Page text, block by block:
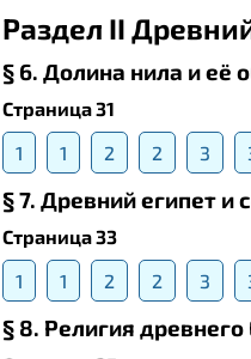
Раздел II
§ 6. Долина нила и её
Страница 31
1
1 2 2 3
§ 7. Древний египет и
Страница 33
1
1 2 2 3
§ 8. Религия древнего